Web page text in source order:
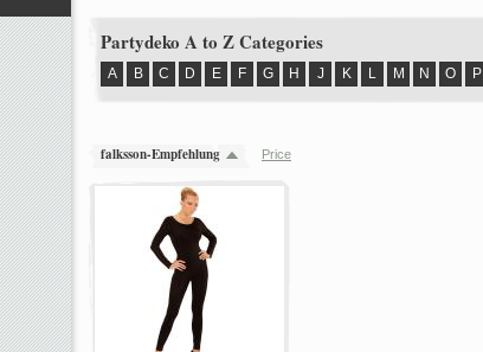
Partydeko A to Z Categories
A B C D E F G H J K L M N O P
falksson-Empfehlung Price